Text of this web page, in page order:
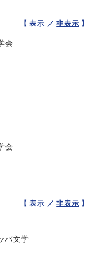
【 表示 ／非表示 】
会
会
【 表示 ／非表示 】
パ文学